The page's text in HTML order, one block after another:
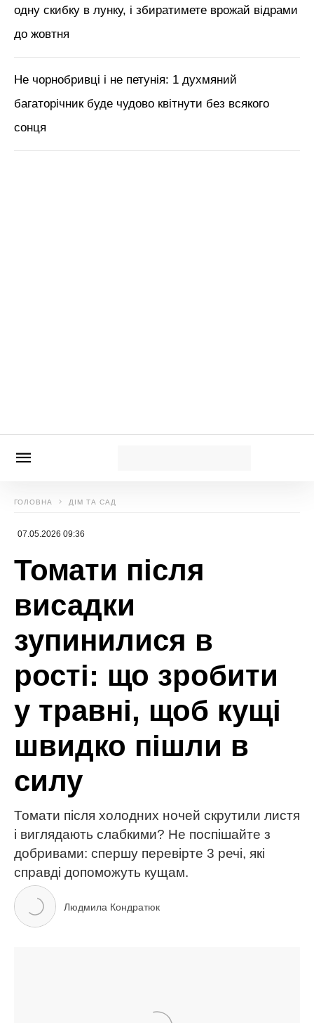
одну скибку в лунку, і збиратимете врожай відрами
до жовтня
Не чорнобривці і не петунія: 1 духмяний
багаторічник буде чудово квітнути без всякого
сонця